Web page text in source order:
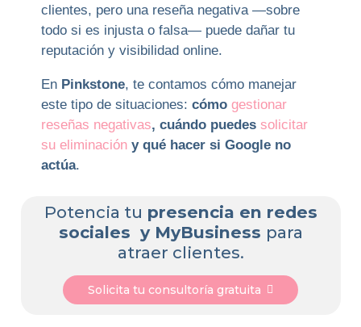
clientes, pero una reseña negativa —sobre
todo si es injusta o falsa— puede dañar tu
reputación y visibilidad online.
En Pinkstone, te contamos cómo manejar
este tipo de situaciones: cómo gestionar
reseñas negativas, cuándo puedes solicitar
su eliminación y qué hacer si Google no
actúa.
Potencia tu presencia en redes
sociales y MyBusiness para
atraer clientes.
Solicita tu consultoría gratuita